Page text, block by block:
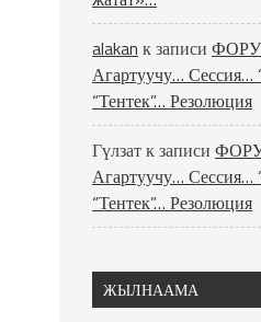
alakan к записи
Агартуучу… Сессия…
“Тентек”… Резолюция
Гүлзатк записи
Агартуучу… Сессия…
“Тентек”… Резолюция
ЖЫЛНААМА